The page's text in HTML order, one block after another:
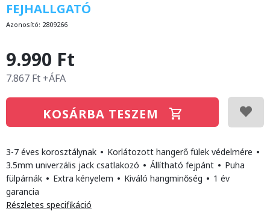
FEJHALLGATÓ
Azonosító: 2809266
9.990 Ft
7.867 Ft +ÁFA
KOSÁRBA TESZEM
3-7 éves korosztálynak • Korlátozott hangerő fülek védelmére •
3.5mm univerzális jack csatlakozó • Állítható fejpánt • Puha
fülpárnák • Extra kényelem • Kiváló hangminőség • 1 év
garancia
Részletes specifikáció